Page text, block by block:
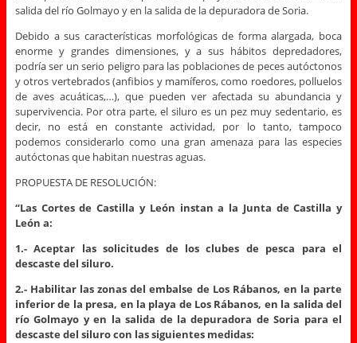
salida del río Golmayo y en la salida de la depuradora de Soria.
Debido a sus características morfológicas de forma alargada, boca
enorme y grandes dimensiones, y a sus hábitos depredadores,
podría ser un serio peligro para las poblaciones de peces autóctonos
y otros vertebrados (anfibios y mamíferos, como roedores, polluelos
de aves acuáticas,…), que pueden ver afectada su abundancia y
supervivencia. Por otra parte, el siluro es un pez muy sedentario, es
decir, no está en constante actividad, por lo tanto, tampoco
podemos considerarlo como una gran amenaza para las especies
autóctonas que habitan nuestras aguas.
PROPUESTA DE RESOLUCIÓN:
“Las Cortes de Castilla y León instan a la Junta de Castilla y
León a:
1.- Aceptar las solicitudes de los clubes de pesca para el
descaste del siluro.
2.- Habilitar las zonas del embalse de Los Rábanos, en la parte
inferior de la presa, en la playa de Los Rábanos, en la salida del
río Golmayo y en la salida de la depuradora de Soria para el
descaste del siluro con las siguientes medidas: